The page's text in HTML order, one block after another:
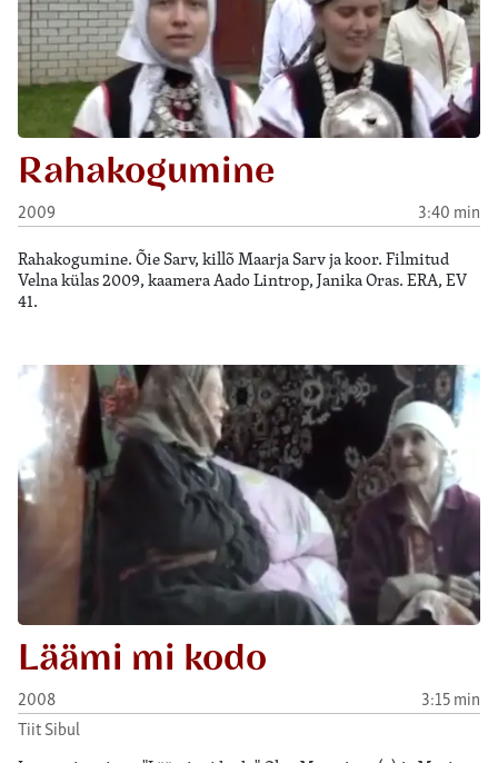
Rahakogumine
2009 3:40 min
Rahakogumine. Õie Sarv, killõ Maarja Sarv ja koor. Filmitud
Velna külas 2009, kaamera Aado Lintrop, Janika Oras. ERA, EV
41.
Läämi mi kodo
2008
3:15 min
Tiit Sibul